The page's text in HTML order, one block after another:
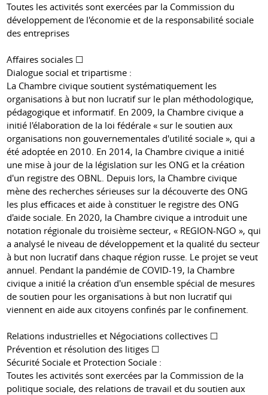
Toutes les activités sont exercées par la Commission du
développement de l'économie et de la responsabilité sociale
des entreprises
Affaires sociales ☐
Dialogue social et tripartisme :
La Chambre civique soutient systématiquement les
organisations à but non lucratif sur le plan méthodologique,
pédagogique et informatif. En 2009, la Chambre civique a
initié l'élaboration de la loi fédérale « sur le soutien aux
organisations non gouvernementales d'utilité sociale », qui a
été adoptée en 2010. En 2014, la Chambre civique a initié
une mise à jour de la législation sur les ONG et la création
d'un registre des OBNL. Depuis lors, la Chambre civique
mène des recherches sérieuses sur la découverte des ONG
les plus efficaces et aide à constituer le registre des ONG
d'aide sociale. En 2020, la Chambre civique a introduit une
notation régionale du troisième secteur, « REGION-NGO », qui
a analysé le niveau de développement et la qualité du secteur
à but non lucratif dans chaque région russe. Le projet se veut
annuel. Pendant la pandémie de COVID-19, la Chambre
civique a initié la création d'un ensemble spécial de mesures
de soutien pour les organisations à but non lucratif qui
viennent en aide aux citoyens confinés par le confinement.
Relations industrielles et Négociations collectives ☐
Prévention et résolution des litiges ☐
Sécurité Sociale et Protection Sociale :
Toutes les activités sont exercées par la Commission de la
politique sociale, des relations de travail et du soutien aux